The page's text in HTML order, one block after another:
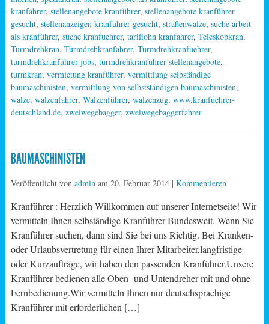
kranfahrer, stellenangebote kranführer, stellenangebote kranführer
gesucht, stellenanzeigen kranführer gesucht, straßenwalze, suche arbeit
als kranführer, suche kranfuehrer, tariflohn kranfahrer, Teleskopkran,
Turmdrehkran, Turmdrehkranfahrer, Turmdrehkranfuehrer,
turmdrehkranführer jobs, turmdrehkranführer stellenangebote,
turmkran, vermietung kranführer, vermittlung selbständige
baumaschinisten, vermittlung von selbstständigen baumaschinisten,
walze, walzenfahrer, Walzenführer, walzenzug, www.kranfuehrer-
deutschland.de, zweiwegebagger, zweiwegebaggerfahrer
BAUMASCHINISTEN
Veröffentlicht von adminam 20. Februar 2014| Kommentieren
Kranführer : Herzlich Willkommen auf unserer Internetseite! Wir
vermitteln Ihnen selbständige Kranführer Bundesweit. Wenn Sie
Kranführer suchen, dann sind Sie bei uns Richtig. Bei Kranken-
oder Urlaubsvertretung für einen Ihrer Mitarbeiter,langfristige
oder Kurzaufträge, wir haben den passenden Kranführer.Unsere
Kranführer bedienen alle Oben- und Untendreher mit und ohne
Fernbedienung.Wir vermitteln Ihnen nur deutschsprachige
Kranführer mit erforderlichen […]